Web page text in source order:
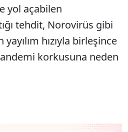
yol açabilen
tehdit, Norovirüs gibi
yayılım hızıyla birleşince
korkusuna neden